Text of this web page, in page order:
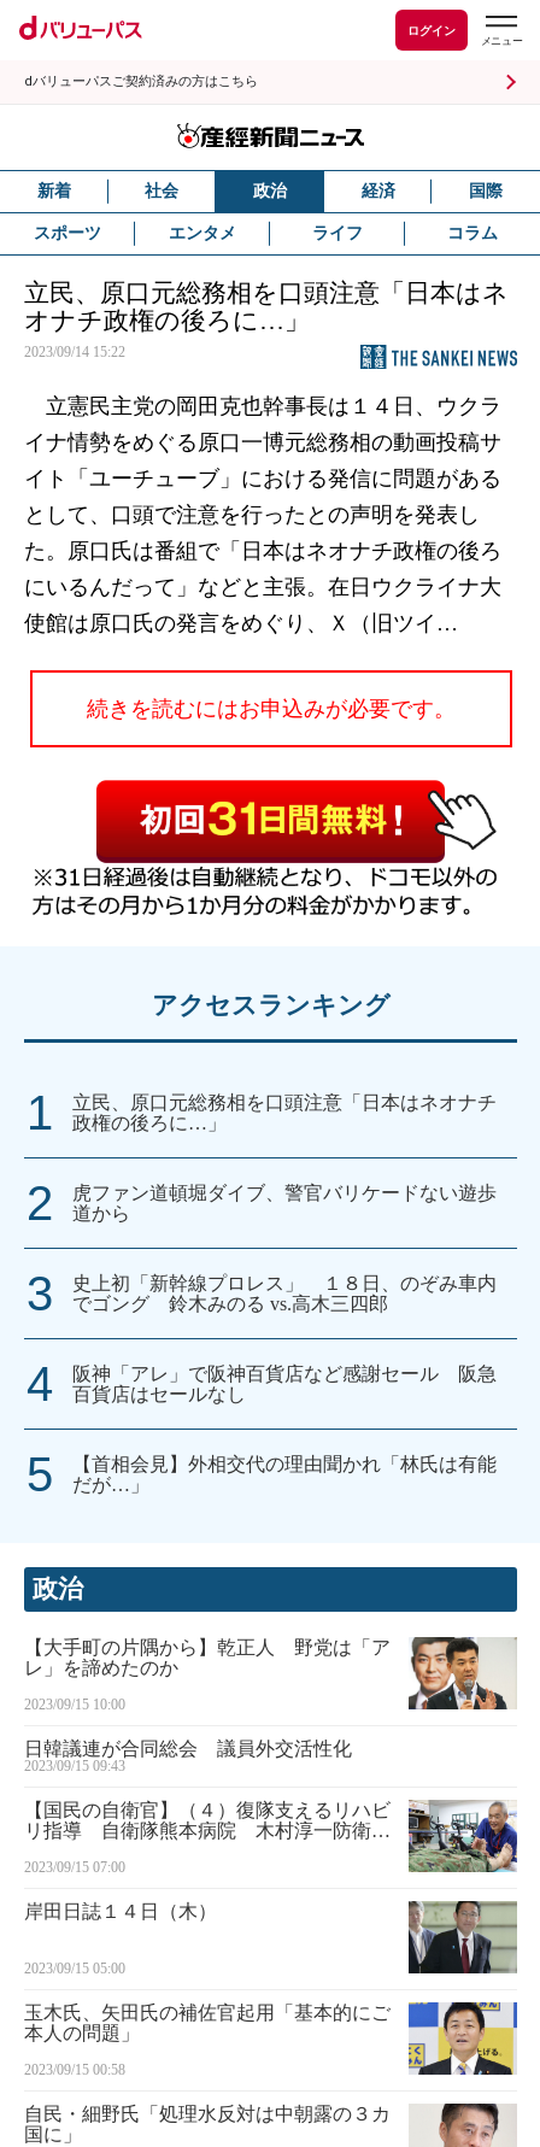
ログイン
dバリューパスご契約済みの方はこちら
新着 社会 政治 経済 国際
スポーツ エンタメ ライフ コラム
立民、原口元総務相を口頭注意「日本はネ
オナチ政権の後ろに…」
2023/09/14 15:22
立憲民主党の岡田克也幹事長は１４日、ウクラ
イナ情勢をめぐる原口一博元総務相の動画投稿サ
イト「ユーチューブ」における発信に問題がある
として、口頭で注意を行ったとの声明を発表し
た。原口氏は番組で「日本はネオナチ政権の後ろ
にいるんだって」などと主張。在日ウクライナ大
使館は原口氏の発言をめぐり、Ｘ（旧ツイ…
続きを読むにはお申込みが必要です。
アクセスランキング
立民、原口元総務相を口頭注意「日本はネオナチ
政権の後ろに…」
虎ファン道頓堀ダイブ、警官バリケードない遊歩
道から
史上初「新幹線プロレス」 １８日、のぞみ車内
でゴング 鈴木みのる vs.高木三四郎
阪神「アレ」で阪神百貨店など感謝セール 阪急
百貨店はセールなし
【首相会見】外相交代の理由聞かれ「林氏は有能
だが…」
政治
【大手町の片隅から】乾正人 野党は「ア
レ」を諦めたのか
2023/09/15 10:00
日韓議連が合同総会 議員外交活性化
2023/09/15 09:43
【国民の自衛官】（４）復隊支えるリハビ
リ指導 自衛隊熊本病院 木村淳一防衛技
2023/09/15 07:00
岸田日誌１４日（木）
2023/09/15 05:00
玉木氏、矢田氏の補佐官起用「基本的にご
本人の問題」
2023/09/15 00:58
自民・細野氏「処理水反対は中朝露の３カ
国に」